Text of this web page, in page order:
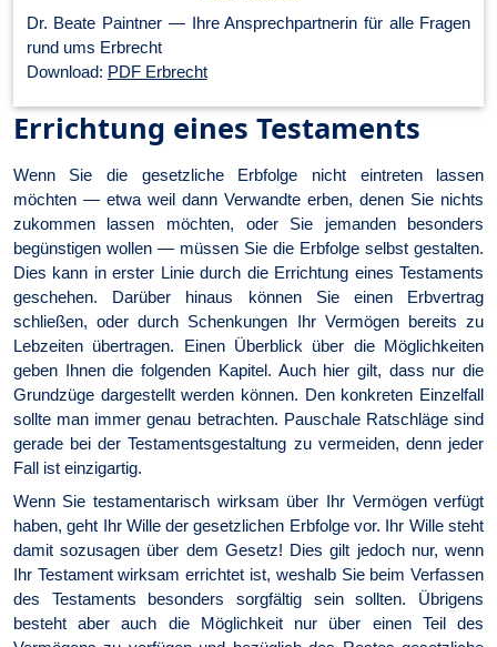
Dr. Beate Paintner — Ihre An­sprech­part­ner­in für alle Fragen
rund ums Erbrecht
Download: PDF Erbrecht
Errichtung eines Testaments
Wenn Sie die gesetzliche Erbfolge nicht eintreten lassen
möchten — etwa weil dann Verwandte erben, denen Sie nichts
zukommen lassen möchten, oder Sie jemanden besonders
begünstigen wollen — müssen Sie die Erbfolge selbst gestalten.
Dies kann in erster Linie durch die Errichtung eines Testaments
geschehen. Darüber hinaus können Sie einen Erbvertrag
schließen, oder durch Schenkungen Ihr Vermögen bereits zu
Lebzeiten übertragen. Einen Überblick über die Möglichkeiten
geben Ihnen die folgenden Kapitel. Auch hier gilt, dass nur die
Grundzüge dargestellt werden können. Den konkreten Einzelfall
sollte man immer genau betrachten. Pauschale Ratschläge sind
gerade bei der Testamentsgestaltung zu vermeiden, denn jeder
Fall ist einzigartig.
Wenn Sie testamentarisch wirksam über Ihr Vermögen verfügt
haben, geht Ihr Wille der gesetzlichen Erbfolge vor. Ihr Wille steht
damit sozusagen über dem Gesetz! Dies gilt jedoch nur, wenn
Ihr Testament wirksam errichtet ist, weshalb Sie beim Verfassen
des Testaments besonders sorgfältig sein sollten. Übrigens
besteht aber auch die Möglichkeit nur über einen Teil des